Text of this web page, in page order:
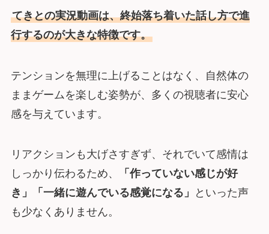
てきとの実況動画は、終始落ち着いた話し方で進
行するのが大きな特徴です。
テンションを無理に上げることはなく、自然体の
ままゲームを楽しむ姿勢が、多くの視聴者に安心
感を与えています。
リアクションも大げさすぎず、それでいて感情は
しっかり伝わるため、
「作っていない感じが好
き」「一緒に遊んでいる感覚になる」
といった声
も少なくありません。